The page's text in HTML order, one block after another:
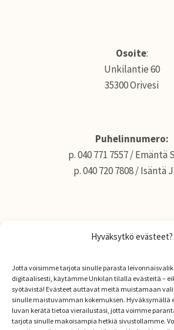
Hyväksytkö evästeet?
Jotta voisimme tarjota sinulle parasta
digitaalisesti, käytämme Unkilan tilalla evästeitä –
syötävistä! Evästeet auttavat meitä muistamaan
sinulle maistuvamman kokemuksen. Hyväksymällä
luvan kerätä tietoa vierailustasi, jotta voimme
tarjota sinulle makoisampia hetkiä sivustollamme.
Osoite:
Unkilantie 60
35300 Orivesi
Puhelinnumero:
p. 040 771 7557 / Emäntä
p. 040 720 7808 / Isäntä
Unkila tila somessa